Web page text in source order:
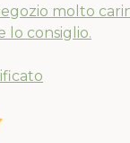
molto
lo consiglio.